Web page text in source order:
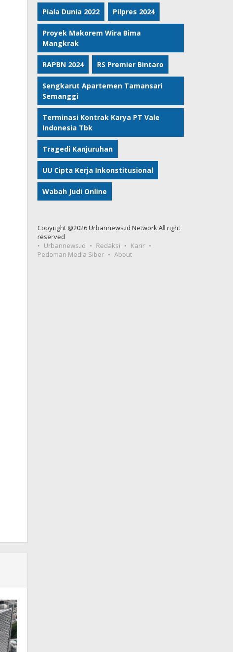
Piala Dunia 2022 Pilpres 2024
Proyek Makorem Wira Bima
Mangkrak
RAPBN 2024 RS Premier Bintaro
Sengkarut Apartemen Tamansari
Semanggi
Terminasi Kontrak Karya PT Vale
Indonesia Tbk
Tragedi Kanjuruhan
UU Cipta Kerja Inkonstitusional
Wabah Judi Online
Copyright @2026 Urbannews.id Network All right
reserved
Urbannews.id
Redaksi
Karir
Pedoman Media Siber
About